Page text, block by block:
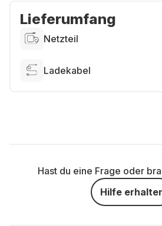
Lieferumfang
Netzteil
Ladekabel
Hast du eine Frage oder
Hilfe